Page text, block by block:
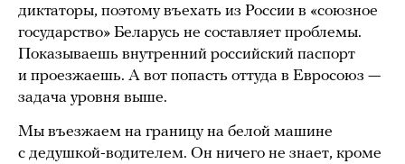
диктаторы, поэтому въехать из России в «союзное
государство» Беларусь не составляет проблемы.
Показываешь внутренний российский паспорт
и проезжаешь. А вот попасть оттуда в Евросоюз —
задача уровня выше.
Мы въезжаем на границу на белой машине
с дедушкой-водителем. Он ничего не знает, кроме